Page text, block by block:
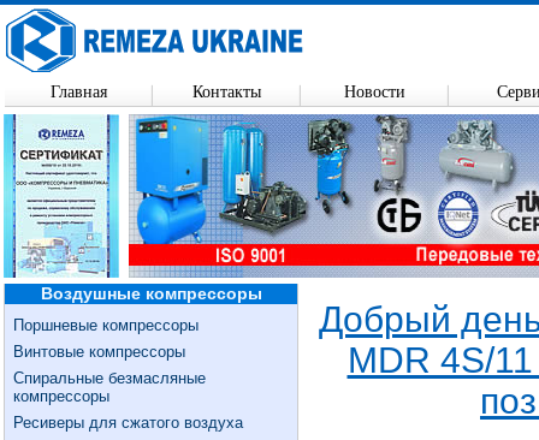
Воздушные компрессоры
Поршневые компрессоры
Винтовые компрессоры
Спиральные безмасляные
компрессоры
Ресиверы для сжатого воздуха
Добрый
MDR 4S/
Главная Контакты Новости